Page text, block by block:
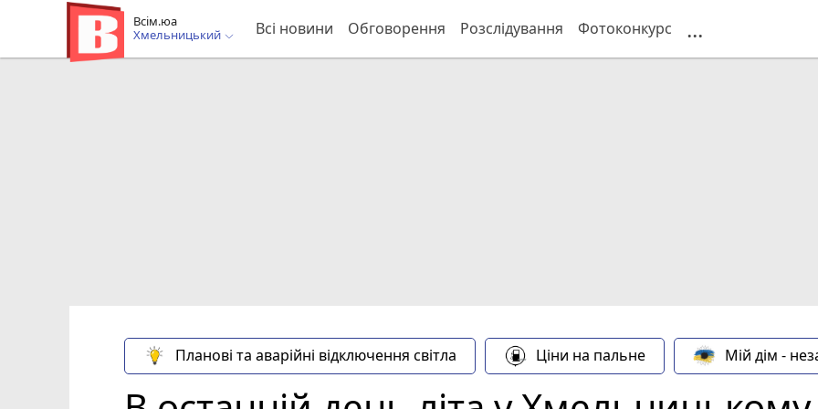
Всім.юа
Хмельницький
Всі новини Обговорення Розслідування Фотоконкурс ...
Планові та аварійні відключення світла Ціни на пальне Мій дім -